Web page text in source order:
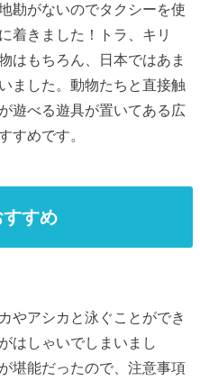
勘がないのでタクシーを使
着きました！トラ、キリ
はもちろん、日本ではあま
ました。動物たちと直接触
遊べる遊具が置いてある広
すめです。
すめ
やアシカと泳ぐことができ
はしゃいでしまいまし
堪能だったので、注意事項